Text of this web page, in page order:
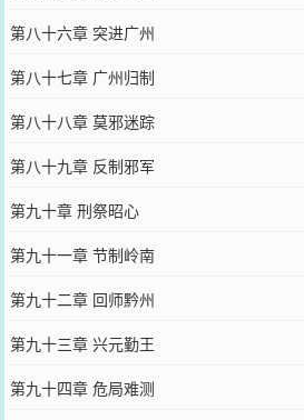
第八十六章 突进广州
第八十七章 广州归制
第八十八章 莫邪迷踪
第八十九章 反制邪军
第九十章 刑祭昭心
第九十一章 节制岭南
第九十二章 回师黔州
第九十三章 兴元勤王
第九十四章 危局难测